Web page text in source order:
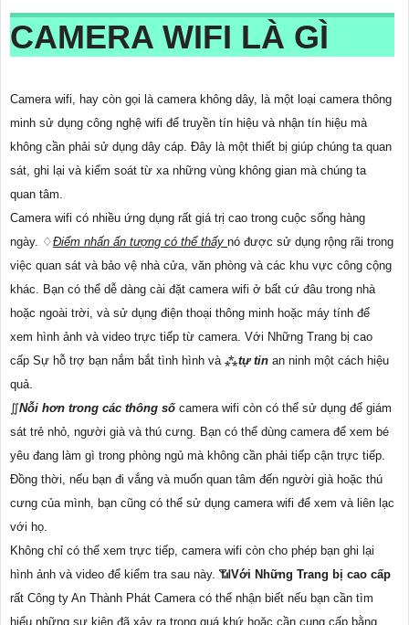
CAMERA WIFI LÀ GÌ
Camera wifi, hay còn gọi là camera không dây, là một loại camera thông
minh sử dụng công nghệ wifi để truyền tín hiệu và nhận tín hiệu mà
không cần phải sử dụng dây cáp. Đây là một thiết bị giúp chúng ta quan
sát, ghi lại và kiểm soát từ xa những vùng không gian mà chúng ta
quan tâm.
Camera wifi có nhiều ứng dụng rất giá trị cao trong cuộc sống hàng
ngày. ♢Điểm nhấn ấn tượng có thể thấy nó được sử dụng rộng rãi trong
việc quan sát và bảo vệ nhà cửa, văn phòng và các khu vực công cộng
khác. Bạn có thể dễ dàng cài đặt camera wifi ở bất cứ đâu trong nhà
hoặc ngoài trời, và sử dụng điện thoại thông minh hoặc máy tính để
xem hình ảnh và video trực tiếp từ camera. Với Những Trang bị cao
cấp Sự hỗ trợ bạn nắm bắt tình hình và ⁂tự tin an ninh một cách hiệu
quả.
∬Nỗi hơn trong các thông sốcamera wifi còn có thể sử dụng để giám
sát trẻ nhỏ, người già và thú cưng. Bạn có thể dùng camera để xem bé
yêu đang làm gì trong phòng ngủ mà không cần phải tiếp cận trực tiếp.
Đồng thời, nếu bạn đi vắng và muốn quan tâm đến người già hoặc thú
cưng của mình, bạn cũng có thể sử dụng camera wifi để xem và liên lạc
với họ.
Không chỉ có thể xem trực tiếp, camera wifi còn cho phép bạn ghi lại
hình ảnh và video để kiểm tra sau này. 📶Với Những Trang bị cao cấp
rất Công ty An Thành Phát Camera có thể nhận biết nếu bạn cần tìm
hiểu những sự kiện đã xảy ra trong quá khứ hoặc cần cung cấp bằng